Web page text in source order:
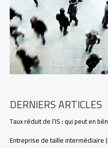
DERNIERS ARTICLES
Taux réduit de l’IS : qui peut en
Entreprise de taille intermédiaire